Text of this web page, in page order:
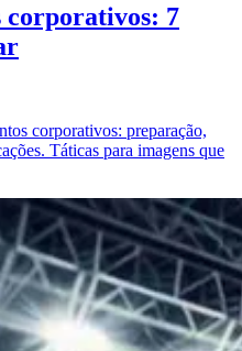
corporativos: 7
corporativos: preparação,
Táticas para imagens que